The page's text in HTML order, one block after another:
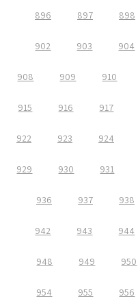
896 897 898
902 903 904
908 909 910
915 916 917
922 923 924
929 930 931
936 937 938
942 943 944
948 949 950
954 955 956